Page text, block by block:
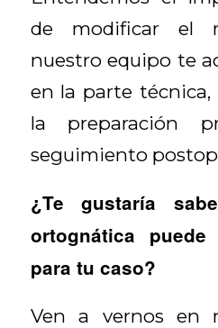
de modificar el
nuestro equipo te
en la parte
la preparación
seguimiento
¿Te gustaría
ortognática
para tu caso?
Ven a vernos en